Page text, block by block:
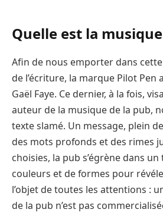
Quelle est la
Afin de nous emporter dans
de l’écriture, la marque Pilot Pen
Gaël Faye. Ce dernier, à la fois,
auteur de la musique de la pub,
texte slamé. Un message, plein
des mots profonds et des rimes
choisies, la pub s’égrène dans
couleurs et de formes pour
l’objet de toutes les attentions :
de la pub n’est pas